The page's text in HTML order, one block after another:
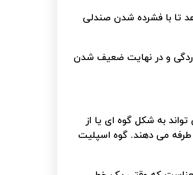
تا با فشرده شدن صندلی
و در نهایت ضعیف شدن
به شکل گوه ای یا از
می دهند. گوه اسپلیت